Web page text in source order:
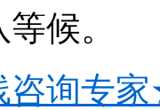
候。
询专